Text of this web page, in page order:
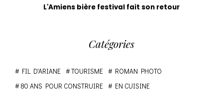
L'Amiens bière festival fait son retour
Catégories
FIL D'ARIANE TOURISME
ROMAN PHOTO
80 ANS POUR CONSTRUIRE
EN CUISINE